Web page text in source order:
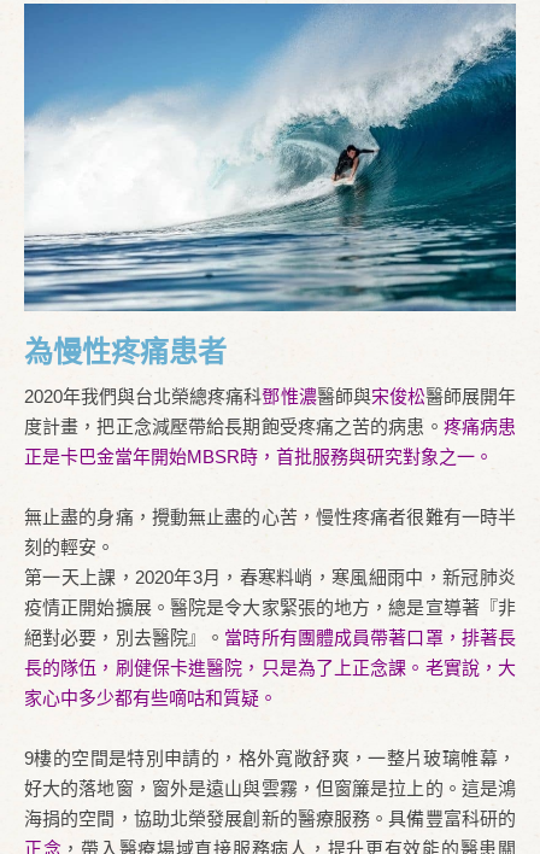
為慢性疼痛患者
2020年我們與台北榮總疼痛科鄧惟濃醫師與宋俊松醫師展開年
度計畫，把正念減壓帶給長期飽受疼痛之苦的病患。 疼痛病患
正是卡巴金當年開始MBSR時，首批服務與研究對象之一。
無止盡的身痛，攪動無止盡的心苦，慢性疼痛者很難有一時半
刻的輕安。
第一天上課，2020年3月，春寒料峭，寒風細雨中，新冠肺炎
疫情正開始擴展。醫院是令大家緊張的地方，總是宣導著『非
絕對必要，別去醫院』。 當時所有團體成員帶著口罩，排著長
長的隊伍，刷健保卡進醫院，只是為了上正念課。老實說，大
家心中多少都有些嘀咕和質疑。
9樓的空間是特別申請的，格外寬敞舒爽，一整片玻璃帷幕，
好大的落地窗，窗外是遠山與雲霧，但窗簾是拉上的。這是鴻
海捐的空間，協助北榮發展創新的醫療服務。具備豐富科研的
正念 ，帶入醫療場域直接服務病人，提升更有效能的醫患關